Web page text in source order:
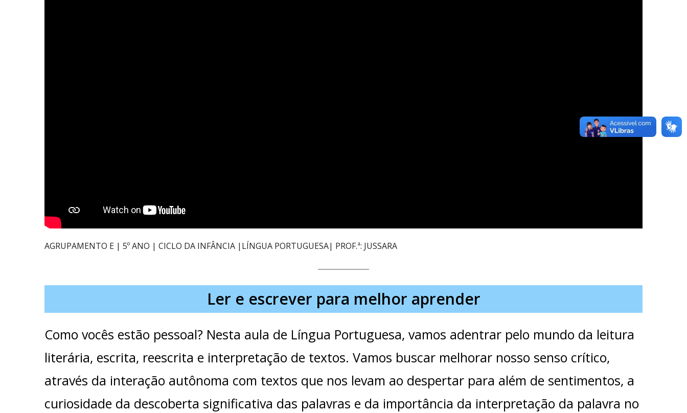
AGRUPAMENTO E | 5º ANO | CICLO DA INFÂNCIA |LÍNGUA PORTUGUESA| PROF.ª: JUSSARA
Ler e escrever para melhor aprender
Como vocês estão pessoal? Nesta aula de Língua Portuguesa, vamos adentrar pelo mundo da leitura
literária, escrita, reescrita e interpretação de textos. Vamos buscar melhorar nosso senso crítico,
através da interação autônoma com textos que nos levam ao despertar para além de sentimentos, a
curiosidade da descoberta significativa das palavras e da importância da interpretação da palavra no